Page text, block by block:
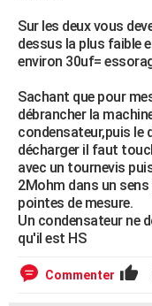
Sur les deux vous
dessus la plus faible
environ 30uf=
Sachant que pour
débrancher la
condensateur,puis le
décharger il faut
avec un tournevis
2Mohm dans un
pointes de mesure.
Un condensateur ne
qu'il est HS
Commenter